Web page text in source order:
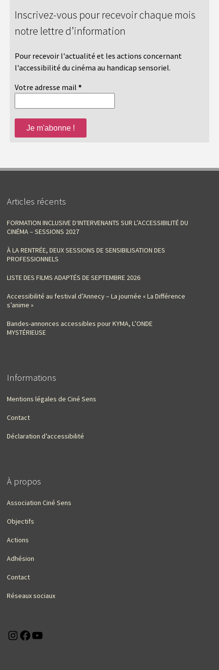
Inscrivez-vous pour recevoir chaque mois
notre lettre d’information
Pour recevoir l'actualité et les actions concernant
l'accessibilité du cinéma au handicap sensoriel.
Votre adresse mail *
Articles récents
FORMATION INCLUSIVE D‘INTERVENANTS SUR L’ACCESSIBILITÉ DU
CINÉMA – SESSIONS 2027
À LA RENTRÉE, DEUX SESSIONS DE SENSIBILISATION DES
PROFESSIONNELS
LISTE DES FILMS ADAPTÉS DE SEPTEMBRE 2026
Accessibilité au festival d’Annecy – La journée « La Différence
s’anime »
Bandes-annonces accessibles pour KYMA, L’ONDE
MYSTÉRIEUSE
Informations
Mentions légales de Ciné Sens
Contact
Déclaration d’accessibilité
À propos
Association Ciné Sens
Objectifs
Actions
Adhésion
Contact
Réseaux sociaux
Instagram
Facebook